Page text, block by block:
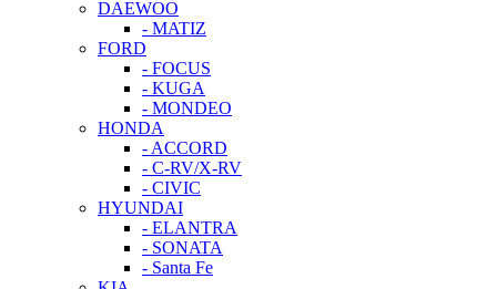
DAEWOO
- MATIZ
FORD
- FOCUS
- KUGA
- MONDEO
HONDA
- ACCORD
- C-RV/X-RV
- CIVIC
HYUNDAI
- ELANTRA
- SONATA
- Santa Fe